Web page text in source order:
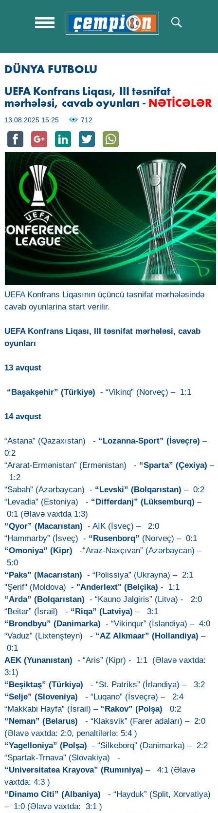
DÜNYA FUTBOLU
UEFA Konfrans Liqası, III təsnifat
mərhələsi, cavab oyunları - NƏTİCƏLƏR
13.08.2025 15:25 712
UEFA Konfrans Liqasının üçüncü təsnifat mərhələsində
cavab oyunlarina start verilir.
UEFA Konfrans Liqası, III təsnifat mərhələsi, cavab
oyunları
13 avqust
“Başakşehir” (Türkiyə) - “Vikinq” (Norveç) – 1:1
14 avqust
“Astana” (Qazaxıstan) - “Lozanna-Sport” (İsveçrə) –
0:2
“Ararat-Ermənistan” (Ermənistan) - “Sparta” (Çexiya) –
1:2
“Sabah” (Azərbaycan) - “Levski” (Bolqarıstan) – 0:2
“Levadia” (Estoniya) - “Differdanj” (Lüksemburq) –
0:1 (Əlavə vaxtda 1:3)
“Qyor” (Macarıstan) - AIK (İsveç) – 2:0
“Hammarby” (İsveç) - “Rusenborq” (Norveç) – 0:1
“Omoniya” (Kipr)
-“Araz-Naxçıvan” (Azərbaycan) –
5:0
“Paks” (Macarıstan) - “Polissiya” (Ukrayna) – 2:1
"Şerif" (Moldova) - "Anderlext" (Belçika) - 1:1
“Arda” (Bolqarıstan) - “Kauno Jalgiris” (Litva) - 2:0
“Beitar” (İsrail) - “Riqa” (Latviya) – 3:1
“Brondbyu” (Danimarka) - “Vikinqur” (İslandiya) – 4:0
“Vaduz” (Lixtenşteyn) - “AZ Alkmaar” (Hollandiya) –
0:1
AEK (Yunanıstan) - “Aris” (Kipr) - 1:1 (Əlavə vaxtda:
3:1)
“Beşiktaş” (Türkiyə)
- “St. Patriks” (İrlandiya) – 3:2
“Selje” (Sloveniya) - “Luqano” (İsveçrə) – 2:4
“Makkabi Hayfa” (İsrail) – “Rakov” (Polşa) 0:2
“Neman” (Belarus)
- “Klaksvik” (Farer adaları) – 2:0
(Əlavə vaxtda: 2:0, penaltilərlə: 5:4 )
“Yagelloniya” (Polşa) - “Silkeborq” (Danimarka) – 2:2
“Spartak-Trnava” (Slovakiya) -
“Universitatea Krayova” (Rumıniya) – 4:1 (Əlavə
vaxtda: 4:3 )
“Dinamo Citi” (Albaniya) - “Hayduk” (Split, Xorvatiya)
– 1:0 (Əlavə vaxtda: 3:1 )